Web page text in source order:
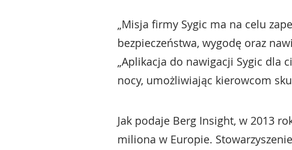
„Misja firmy Sygic ma na celu
bezpieczeństwa, wygodę oraz
„Aplikacja do nawigacji Sygic dla
nocy, umożliwiając kierowcom
Jak podaje Berg Insight, w 2013
miliona w Europie.